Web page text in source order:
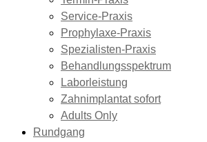
Service-Praxis
Prophylaxe-Praxis
Spezialisten-Praxis
Behandlungsspektrum
Laborleistung
Zahnimplantat sofort
Adults Only
Rundgang